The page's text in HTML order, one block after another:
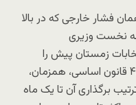
فشار خارجی که در بالا
در اردیبهشت ماه ۱۳۴۰، به نخست وزیری
زمستان پیش را
منحل‌کرد و لازم بود که بر طبق اصل ۴۸ قانون اساسی، همزمان،
برگذاری آن تا یک ماه